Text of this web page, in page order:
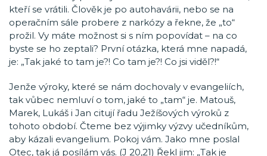
kteří se vrátili. Člověk je po autohavárii, nebo se na
operačním sále probere z narkózy a řekne, že „to“
prožil. Vy máte možnost si s ním popovídat – na co
byste se ho zeptali? První otázka, která mne napadá,
je: „Tak jaké to tam je?! Co tam je?! Co jsi viděl?!“
Jenže výroky, které se nám dochovaly v evangeliích,
tak vůbec nemluví o tom, jaké to „tam“ je. Matouš,
Marek, Lukáš i Jan citují řadu Ježíšových výroků z
tohoto období. Čteme bez výjimky výzvy učedníkům,
aby kázali evangelium. Pokoj vám. Jako mne poslal
Otec, tak já posílám vás. (J 20,21) Řekl jim: „Tak je